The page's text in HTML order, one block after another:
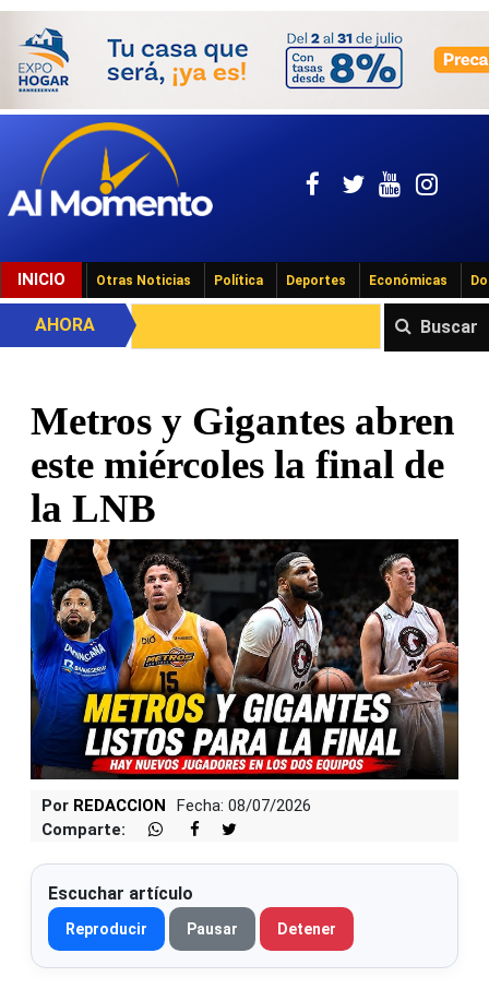
INICIO Otras Noticias Política Deportes Económicas
Buscar
AHORA
Metros y Gigantes abren
este miércoles la final de
la LNB
Por REDACCION
Fecha: 08/07/2026
Comparte:
Escuchar artículo
Reproducir Pausar Detener